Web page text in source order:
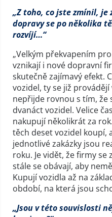
„Z toho, co jste zmínil,
dopravy se po několika
rozvíjí…“
„Velkým překvapením
vznikají i nové dopravní
skutečně zajímavý efekt.
vozidel, ty se již
nepřijde rovnou s tím, že
dvanáct vozidel. Velice
nakupují několikrát za
těch deset vozidel koupí,
jednotlivé zakázky jsou
roku. Je vidět, že firmy
stále se obávají, aby
Kupují vozidla až na
období, na která jsou
„Jsou v této souvislosti